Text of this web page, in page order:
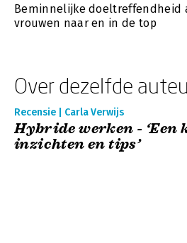
Beminnelijke doeltreffendheid
vrouwen naar en in de top
Over dezelfde
Recensie | Carla Verwijs
Hybride werken - ‘Een
inzichten en tips’